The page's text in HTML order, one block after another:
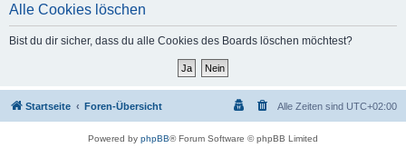
Alle Cookies löschen
Bist du dir sicher, dass du alle Cookies des Boards löschen möchtest?
Startseite Foren-Übersicht Alle Zeiten sind UTC+02:00
Powered by phpBB® Forum Software © phpBB Limited